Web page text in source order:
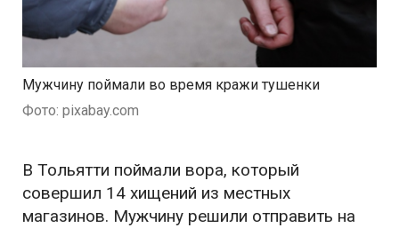
Мужчину поймали во время кражи тушенки
Фото: pixabay.com
В Тольятти поймали вора, который
совершил 14 хищений из местных
магазинов. Мужчину решили отправить на